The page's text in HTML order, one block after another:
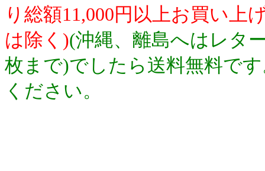
り総額11,000円以上お買い上
は除く)(沖縄、離島へはレタ
枚まで)でしたら送料無料で
ください。